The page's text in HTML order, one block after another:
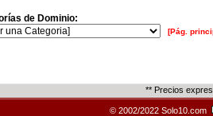
de Dominio:
[Pág.
** Precios
© 2002/2022 Solo10.com